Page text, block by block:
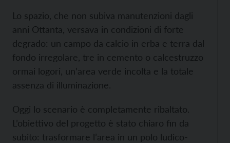
Lo spazio, che non subiva manutenzioni dagli
anni Ottanta, versava in condizioni di forte
degrado: un campo da calcio in erba e terra dal
fondo irregolare, tre in cemento o calcestruzzo
ormai logori, un’area verde incolta e la totale
assenza di illuminazione.
Oggi lo scenario è completamente ribaltato.
L’obiettivo del progetto è stato chiaro fin da
subito: trasformare l’area in un polo ludico-